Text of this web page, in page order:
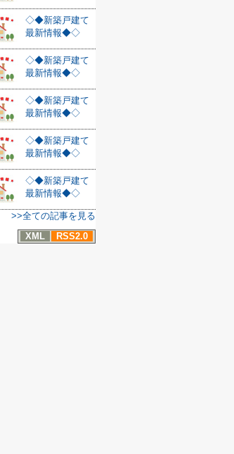
◇◆新築戸建て
最新情報◆◇
◇◆新築戸建て
最新情報◆◇
◇◆新築戸建て
最新情報◆◇
◇◆新築戸建て
最新情報◆◇
◇◆新築戸建て
最新情報◆◇
>>全ての記事を見る
XML
RSS2.0